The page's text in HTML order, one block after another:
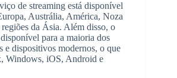
de streaming está disponível
Austrália, América, Noza
da Ásia. Além disso, o
para a maioria dos
e dispositivos modernos, o que
Windows, iOS, Android e